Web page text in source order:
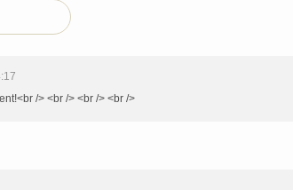
/> <br /> <br /> <br />